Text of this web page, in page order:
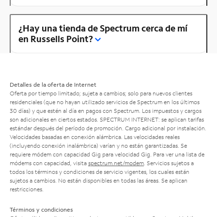
¿Hay una tienda de Spectrum cerca de mí
en Russells Point?
Detalles de la oferta de Internet
Oferta por tiempo limitado; sujeta a cambios; solo para nuevos clientes
residenciales (que no hayan utilizado servicios de Spectrum en los últimos
30 días) y que estén al día en pagos con Spectrum. Los impuestos y cargos
son adicionales en ciertos estados. SPECTRUM INTERNET: se aplican tarifas
estándar después del período de promoción. Cargo adicional por instalación.
Velocidades basadas en conexión alámbrica. Las velocidades reales
(incluyendo conexión inalámbrica) varían y no están garantizadas. Se
requiere módem con capacidad Gig para velocidad Gig. Para ver una lista de
módems con capacidad, visita spectrum.net/modem . Servicios sujetos a
todos los términos y condiciones de servicio vigentes, los cuales están
sujetos a cambios. No están disponibles en todas las áreas. Se aplican
restricciones.
Términos y condiciones